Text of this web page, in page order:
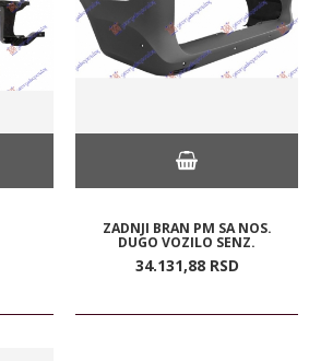
ZADNJI BRAN PM SA NOS.
DUGO VOZILO SENZ.
34.131,88 RSD